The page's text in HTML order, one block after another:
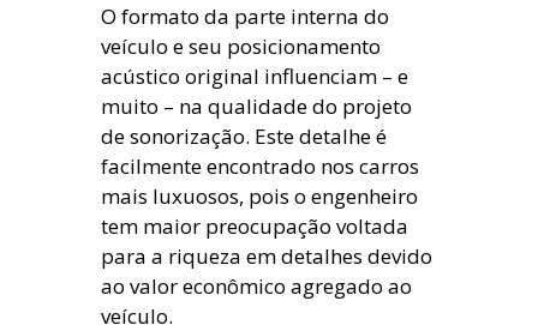
O formato da parte interna do
veículo e seu posicionamento
acústico original influenciam – e
muito – na qualidade do projeto
de sonorização. Este detalhe é
facilmente encontrado nos carros
mais luxuosos, pois o engenheiro
tem maior preocupação voltada
para a riqueza em detalhes devido
ao valor econômico agregado ao
veículo.